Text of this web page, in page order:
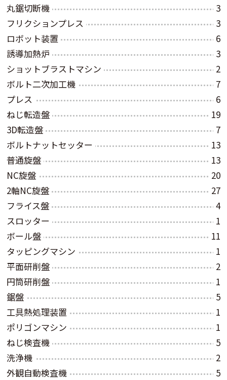
丸鋸切断機
3
フリクションプレス
3
ロボット装置
6
誘導加熱炉
3
ショットブラストマシン
2
ボルト二次加工機
7
プレス
6
ねじ転造盤
19
3D転造盤
7
ボルトナットセッター
13
普通旋盤
13
NC旋盤
20
2軸NC旋盤
27
フライス盤
4
スロッター
1
ボール盤
11
タッピングマシン
1
平面研削盤
2
円筒研削盤
1
鋸盤
5
工具熱処理装置
1
ポリゴンマシン
1
ねじ検査機
5
洗浄機
2
外観自動検査機
5